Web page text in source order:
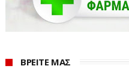
ΒΡΕΙΤΕ ΜΑΣ